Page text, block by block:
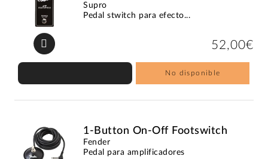
Supro
Pedal stwitch para efecto...
52,00€
No disponible
1-Button On-Off Footswitch
Fender
Pedal para amplificadores